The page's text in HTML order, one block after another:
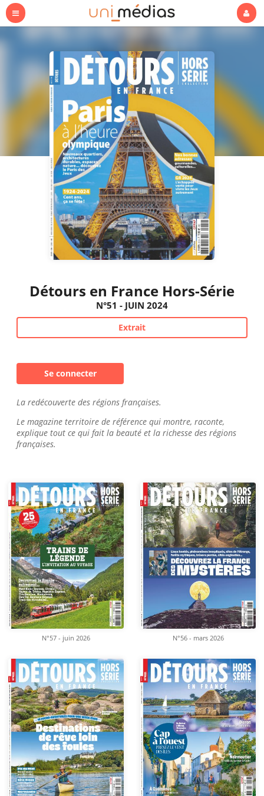
Détours en France Hors-Série
N°51 - JUIN 2024
Extrait
Se connecter
La redécouverte des régions françaises.
Le magazine territoire de référence qui montre, raconte,
explique tout ce qui fait la beauté et la richesse des régions
françaises.
N°57 - juin 2026 N°56 - mars 2026